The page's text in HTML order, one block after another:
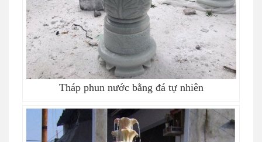
Tháp phun nước bằng đá tự nhiên